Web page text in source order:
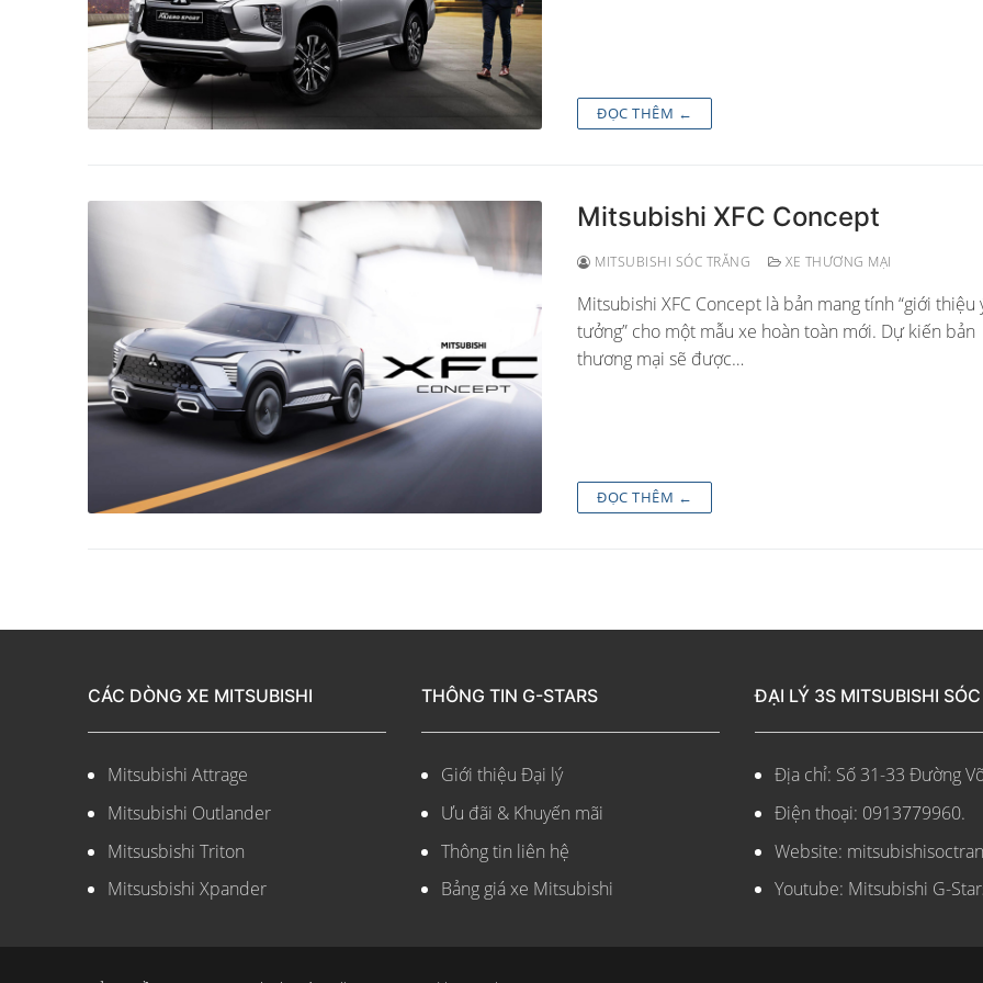
ĐỌC THÊM ←
Mitsubishi XFC Concept
MITSUBISHI SÓC TRĂNG XE THƯƠNG MẠI
Mitsubishi XFC Concept là bản mang tính “giới thiệu
tưởng” cho một mẫu xe hoàn toàn mới. Dự kiến bản
thương mại sẽ được…
ĐỌC THÊM ←
CÁC DÒNG XE MITSUBISHI
Mitsubishi Attrage
Mitsubishi Outlander
Mitsusbishi Triton
Mitsusbishi Xpander
THÔNG TIN G-STARS
Giới thiệu Đại lý
Ưu đãi & Khuyến mãi
Thông tin liên hệ
Bảng giá xe Mitsubishi
ĐẠI LÝ 3S MITSUBISHI
Địa chỉ: Số 31-33 Đường
Điện thoại: 0913779960.
Website:
Youtube: Mitsubishi G-